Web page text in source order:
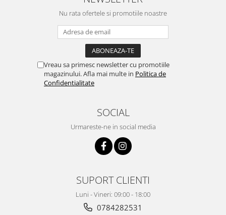
Nu rata ofertele si promotiile noastre
Vreau sa primesc newsletter cu promotiile
magazinului. Afla mai multe in Politica de
Confidentialitate
SOCIAL
Urmareste-ne in social media
SUPORT CLIENTI
Luni - Vineri: 09:00 - 18:00
0784282531